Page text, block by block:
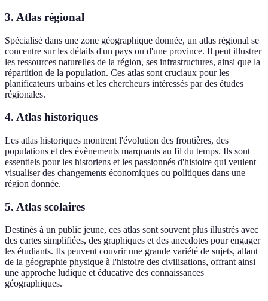
3. Atlas régional
Spécialisé dans une zone géographique donnée, un atlas régional se
concentre sur les détails d'un pays ou d'une province. Il peut illustrer
les ressources naturelles de la région, ses infrastructures, ainsi que la
répartition de la population. Ces atlas sont cruciaux pour les
planificateurs urbains et les chercheurs intéressés par des études
régionales.
4. Atlas historiques
Les atlas historiques montrent l'évolution des frontières, des
populations et des évènements marquants au fil du temps. Ils sont
essentiels pour les historiens et les passionnés d'histoire qui veulent
visualiser des changements économiques ou politiques dans une
région donnée.
5. Atlas scolaires
Destinés à un public jeune, ces atlas sont souvent plus illustrés avec
des cartes simplifiées, des graphiques et des anecdotes pour engager
les étudiants. Ils peuvent couvrir une grande variété de sujets, allant
de la géographie physique à l'histoire des civilisations, offrant ainsi
une approche ludique et éducative des connaissances
géographiques.